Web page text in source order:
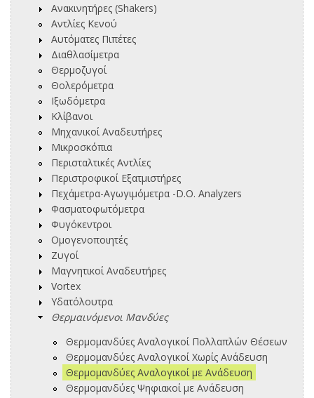
Ανακινητήρες (Shakers)
Αντλίες Κενού
Αυτόματες Πιπέτες
Διαθλασίμετρα
Θερμοζυγοί
Θολερόμετρα
Ιξωδόμετρα
Κλίβανοι
Μηχανικοί Αναδευτήρες
Μικροσκόπια
Περισταλτικές Αντλίες
Περιστροφικοί Εξατμιστήρες
Πεχάμετρα-Αγωγιμόμετρα -D.O. Analyzers
Φασματοφωτόμετρα
Φυγόκεντροι
Ομογενοποιητές
Ζυγοί
Μαγνητικοί Αναδευτήρες
Vortex
Υδατόλουτρα
Θερμαινόμενοι Μανδύες
Θερμομανδύες Αναλογικοί Πολλαπλών Θέσεων
Θερμομανδύες Αναλογικοί Χωρίς Ανάδευση
Θερμομανδύες Αναλογικοί με Ανάδευση
Θερμομανδύες Ψηφιακοί με Ανάδευση